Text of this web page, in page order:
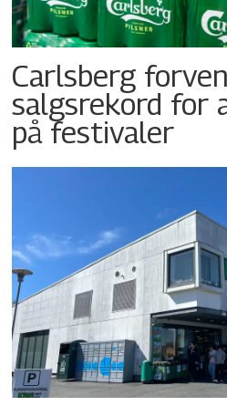
Carlsberg
salgsrekord for
på festivaler